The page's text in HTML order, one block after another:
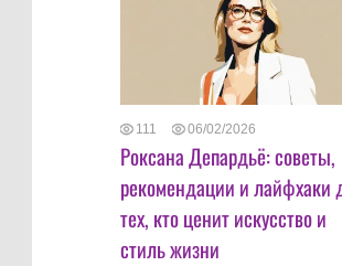
111 06/02/2026
Роксана Депардьё: советы,
рекомендации и лайфхаки
тех, кто ценит искусство и
стиль жизни